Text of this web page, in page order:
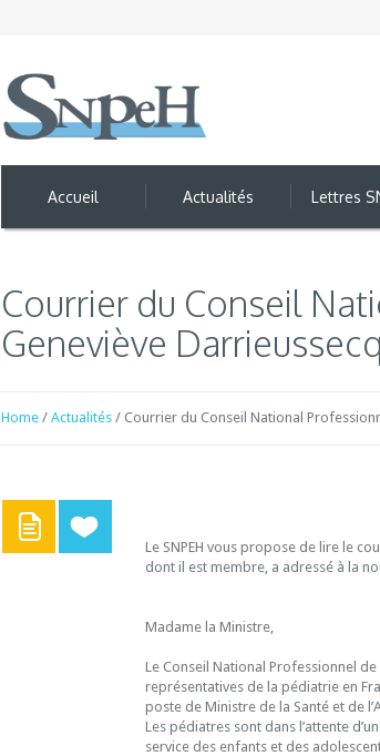
Accueil Actualités Lettres
Courrier du Conseil
Geneviève Darrieussecq
Home / Actualités / Courrier du Conseil National
Le SNPEH vous propose de lire le
dont il est membre, a adressé à la
Madame la Ministre,
Le Conseil National Professionnel
représentatives de la pédiatrie en
poste de Ministre de la Santé et de
Les pédiatres sont dans l’attente
service des enfants et des